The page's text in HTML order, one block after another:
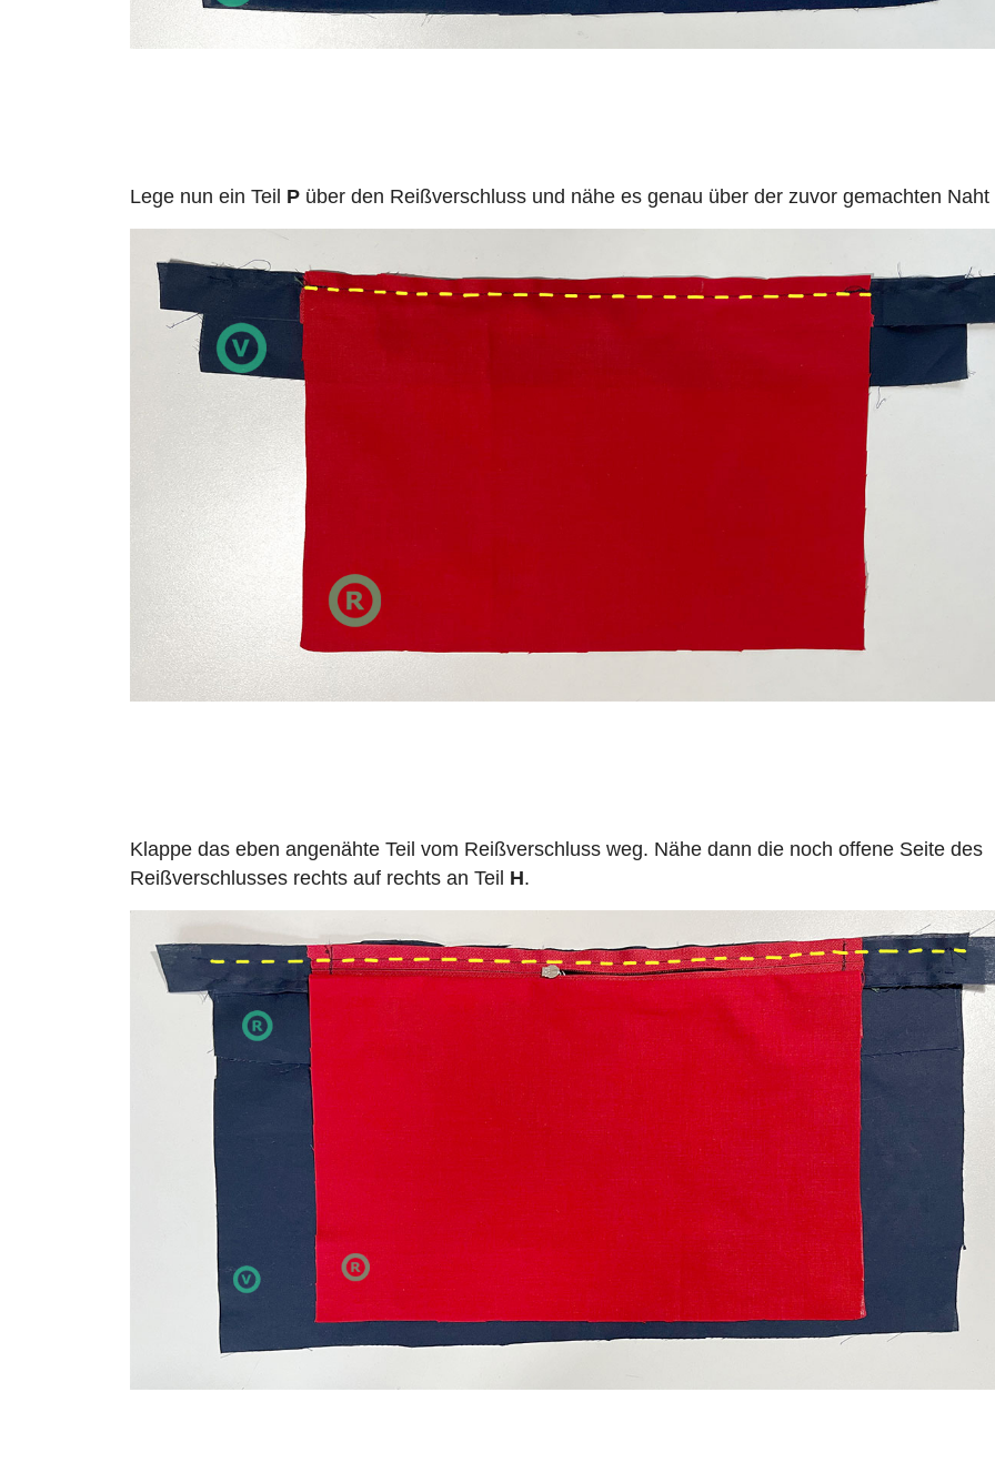
Lege nun ein Teil P über den Reißverschluss und nähe es genau über der zuvor gemachten Naht
Klappe das eben angenähte Teil vom Reißverschluss weg. Nähe dann die noch offene Seite des
Reißverschlusses rechts auf rechts an Teil H.